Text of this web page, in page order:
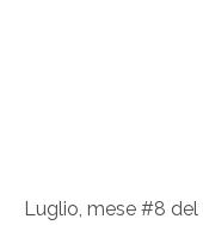
Luglio, mese #8